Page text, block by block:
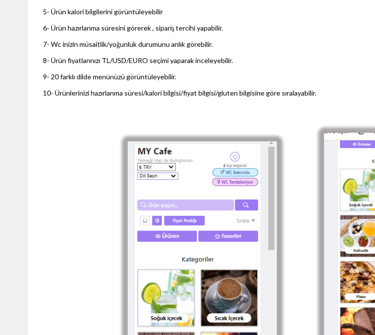
5- Ürün kalori bilgilerini görüntüleyebilir
6- Ürün hazırlanma süresini görerek , sipariş tercihi yapabilir.
7- Wc inizin müsaitlik/yoğunluk durumunu anlık görebilir.
8- Ürün fiyatlarınızı TL/USD/EURO seçimi yaparak inceleyebilir.
9- 20 farklı dilde menünüzü görüntüleyebilir.
10- Ürünlerinizi hazırlanma süresi/kalori bilgisi/fiyat bilgisi/gluten bilgisine göre sıralayabilir.